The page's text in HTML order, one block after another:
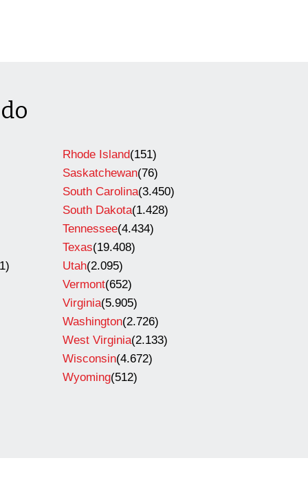
Rhode Island(151)
Saskatchewan(76)
South Carolina(3.450)
South Dakota(1.428)
Tennessee(4.434)
Texas(19.408)
Utah(2.095)
Vermont(652)
Virginia(5.905)
Washington(2.726)
West Virginia(2.133)
Wisconsin(4.672)
Wyoming(512)